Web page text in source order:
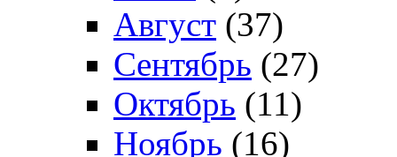
Август (37)
Сентябрь (27)
Октябрь (11)
Ноябрь (16)